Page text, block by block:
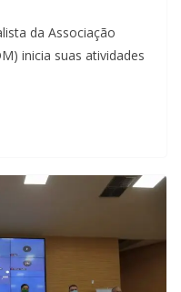
da Associação
inicia suas atividades